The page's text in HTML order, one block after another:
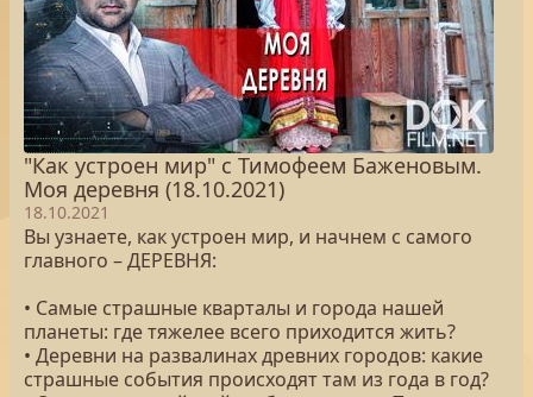
"Как устроен мир" с Тимофеем Баженовым.
Моя деревня (18.10.2021)
18.10.2021
Вы узнаете, как устроен мир, и начнем с самого
главного – ДЕРЕВНЯ:
• Самые страшные кварталы и города нашей
планеты: где тяжелее всего приходится жить?
• Деревни на развалинах древних городов: какие
страшные события происходят там из года в год?